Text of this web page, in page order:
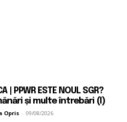
| PPWR ESTE NOUL SGR?
și multe întrebări (I)
Opris - 09/08/2026